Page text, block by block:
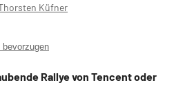
Küfner
Rallye von Tencent oder